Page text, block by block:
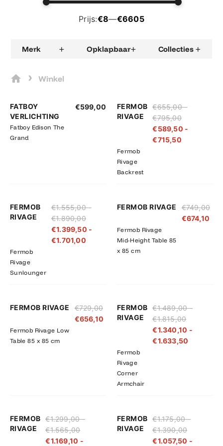
Prijs:€8—€6605
Merk + Opklapbaar+ Collecties +
› Winkel
FATBOY
VERLICHTING
Fatboy Edison The
Grand
€599,00
FERMOB
RIVAGE
Fermob
Rivage
Backrest
€655,00 -
€795,00
€655,00
tot
€795,00
€589,50 -
€715,50
€589,50
tot
€715,50
FERMOB
RIVAGE
Fermob
Rivage
Sunlounger
€1.555,00 -
€1.890,00
€1.555,00
tot
€1.890,00
€1.399,50 -
€1.701,00
€1.399,50
tot
€1.701,00
FERMOB RIVAGE
Fermob Rivage
Mid-Height Table 85
x 85 cm
€749,00
€674,10
FERMOB RIVAGE
Fermob Rivage Low
Table 85 x 85 cm
€729,00
€656,10
FERMOB
RIVAGE
Fermob
Rivage
Corner
Armchair
€1.489,00 -
€1.815,00
€1.489,00
tot
€1.815,00
€1.340,10 -
€1.633,50
€1.340,10
FERMOB
RIVAGE
€1.299,00 -
€1.565,00
€1.299,00
tot
€1.565,00
€1.169,10 -
€1.169,10
€1.408,50
FERMOB
RIVAGE
€1.175,00 -
€1.390,00
€1.175,00
tot
€1.390,00
€1.057,50 -
€1.057,50
tot
€1.251,00